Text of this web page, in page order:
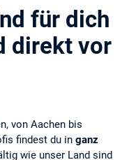
für dich
direkt vor
von Aachen bis
findest du in ganz
wie unser Land sind